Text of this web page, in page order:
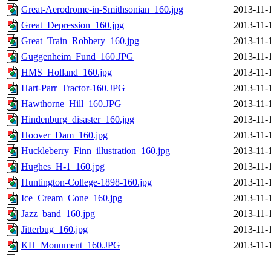
Great-Aerodrome-in-Smithsonian_160.jpg
2013-11-
Great_Depression_160.jpg
2013-11-
Great_Train_Robbery_160.jpg
2013-11-
Guggenheim_Fund_160.JPG
2013-11-
HMS_Holland_160.jpg
2013-11-
Hart-Parr_Tractor-160.JPG
2013-11-
Hawthorne_Hill_160.JPG
2013-11-
Hindenburg_disaster_160.jpg
2013-11-
Hoover_Dam_160.jpg
2013-11-
Huckleberry_Finn_illustration_160.jpg
2013-11-
Hughes_H-1_160.jpg
2013-11-
Huntington-College-1898-160.jpg
2013-11-
Ice_Cream_Cone_160.jpg
2013-11-
Jazz_band_160.jpg
2013-11-
Jitterbug_160.jpg
2013-11-
KH_Monument_160.JPG
2013-11-